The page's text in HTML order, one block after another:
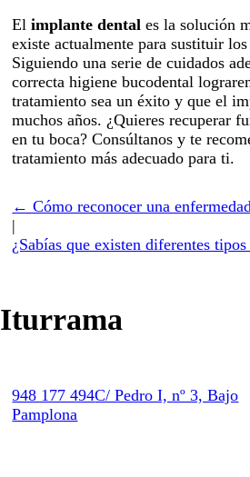
El implante dental es la solución
existe actualmente para sustituir
Siguiendo una serie de cuidados
correcta higiene bucodental
tratamiento sea un éxito y que el
muchos años. ¿Quieres recuperar
en tu boca? Consúltanos y te
tratamiento más adecuado para ti.
← Cómo reconocer una
|
¿Sabías que existen diferentes
Iturrama
948 177 494C/ Pedro I, nº 3, Bajo
Pamplona